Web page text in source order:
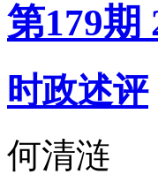
第179期
时政述评
何清涟